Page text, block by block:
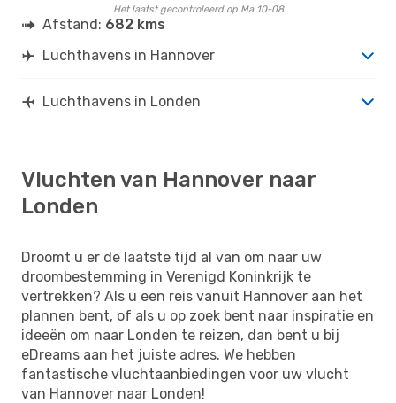
Het laatst gecontroleerd op Ma 10-08
Afstand: 682 kms
Luchthavens in Hannover
Luchthavens in Londen
Vluchten van Hannover naar
Londen
Droomt u er de laatste tijd al van om naar uw
droombestemming in Verenigd Koninkrijk te
vertrekken? Als u een reis vanuit Hannover aan het
plannen bent, of als u op zoek bent naar inspiratie en
ideeën om naar Londen te reizen, dan bent u bij
eDreams aan het juiste adres. We hebben
fantastische vluchtaanbiedingen voor uw vlucht
van Hannover naar Londen!